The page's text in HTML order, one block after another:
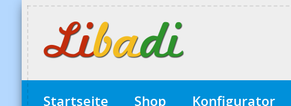
Startseite Shop Konfigurator